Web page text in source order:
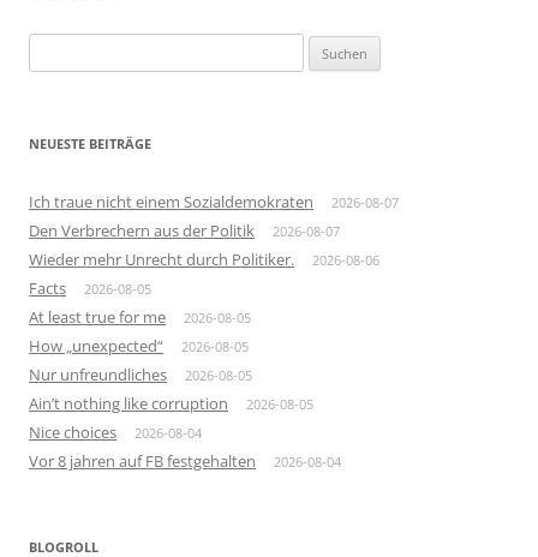
nach:
NEUESTE BEITRÄGE
Ich traue nicht einem Sozialdemokraten 2026-08-07
Den Verbrechern aus der Politik 2026-08-07
Wieder mehr Unrecht durch Politiker. 2026-08-06
Facts 2026-08-05
At least true for me 2026-08-05
How „unexpected“ 2026-08-05
Nur unfreundliches 2026-08-05
Ain’t nothing like corruption 2026-08-05
Nice choices 2026-08-04
Vor 8 jahren auf FB festgehalten 2026-08-04
BLOGROLL